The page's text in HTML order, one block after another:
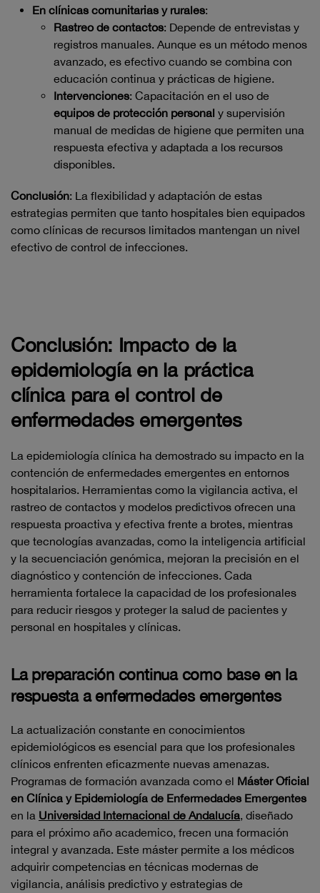
En clínicas comunitarias y rurales:
Rastreo de contactos: Depende de entrevistas y
registros manuales. Aunque es un método menos
avanzado, es efectivo cuando se combina con
educación continua y prácticas de higiene.
Intervenciones: Capacitación en el uso de
equipos de protección personal y supervisión
manual de medidas de higiene que permiten una
respuesta efectiva y adaptada a los recursos
disponibles.
Conclusión: La flexibilidad y adaptación de estas
estrategias permiten que tanto hospitales bien equipados
como clínicas de recursos limitados mantengan un nivel
efectivo de control de infecciones.
Conclusión: Impacto de la
epidemiología en la práctica
clínica para el control de
enfermedades emergentes
La epidemiología clínica ha demostrado su impacto en la
contención de enfermedades emergentes en entornos
hospitalarios. Herramientas como la vigilancia activa, el
rastreo de contactos y modelos predictivos ofrecen una
respuesta proactiva y efectiva frente a brotes, mientras
que tecnologías avanzadas, como la inteligencia artificial
y la secuenciación genómica, mejoran la precisión en el
diagnóstico y contención de infecciones. Cada
herramienta fortalece la capacidad de los profesionales
para reducir riesgos y proteger la salud de pacientes y
personal en hospitales y clínicas.
La preparación continua como base en la
respuesta a enfermedades emergentes
La actualización constante en conocimientos
epidemiológicos es esencial para que los profesionales
clínicos enfrenten eficazmente nuevas amenazas.
Programas de formación avanzada como el Máster Oficial
en Clínica y Epidemiología de Enfermedades Emergentes
en la Universidad Internacional de Andalucía, diseñado
para el próximo año academico, frecen una formación
integral y avanzada. Este máster permite a los médicos
adquirir competencias en técnicas modernas de
vigilancia, análisis predictivo y estrategias de